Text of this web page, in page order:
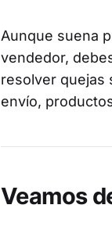
Aunque suena
vendedor,
resolver quejas
envío,
Veamos